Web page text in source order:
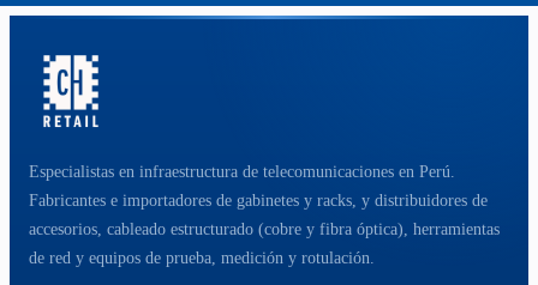
Especialistas en infraestructura de telecomunicaciones en Perú.
Fabricantes e importadores de gabinetes y racks, y distribuidores de
accesorios, cableado estructurado (cobre y fibra óptica), herramientas
de red y equipos de prueba, medición y rotulación.